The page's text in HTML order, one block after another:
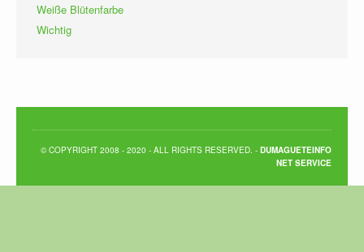
Weiße Blütenfarbe
Wichtig
© COPYRIGHT 2008 - 2020 - ALL RIGHTS RESERVED. - DUMAGUETEINFO
NET SERVICE